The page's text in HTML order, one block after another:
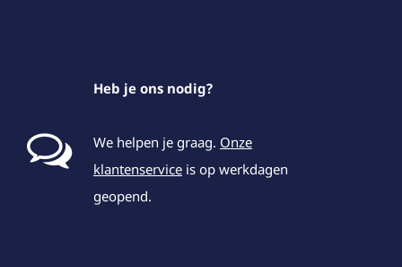
Heb je ons nodig?
We helpen je graag. Onze
klantenservice is op werkdagen
geopend.